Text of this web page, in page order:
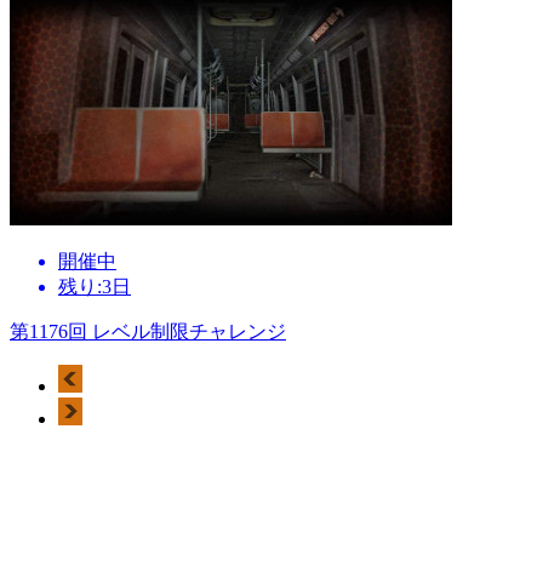
開催中
残り:3日
第1176回 レベル制限チャレンジ